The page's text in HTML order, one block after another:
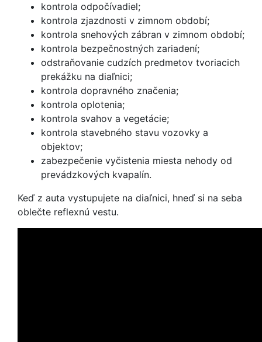
kontrola odpočívadiel;
kontrola zjazdnosti v zimnom období;
kontrola snehových zábran v zimnom období;
kontrola bezpečnostných zariadení;
odstraňovanie cudzích predmetov tvoriacich
prekážku na diaľnici;
kontrola dopravného značenia;
kontrola oplotenia;
kontrola svahov a vegetácie;
kontrola stavebného stavu vozovky a
objektov;
zabezpečenie vyčistenia miesta nehody od
prevádzkových kvapalín.
Keď z auta vystupujete na diaľnici, hneď si na seba
oblečte reflexnú vestu.